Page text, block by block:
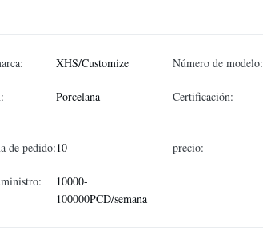
XHS/Customize Número de modelo:
Porcelana Certificación:
de pedido:10 precio:
10000-
100000PCD/semana